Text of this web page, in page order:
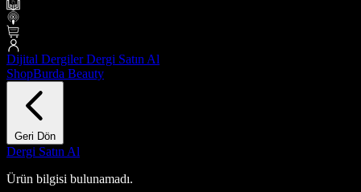
Dijital DergilerDergi Satın Al
ShopBurda Beauty
Geri Dön
Dergi Satın Al
Ürün bilgisi bulunamadı.